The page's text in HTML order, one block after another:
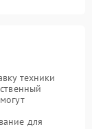
техники
для